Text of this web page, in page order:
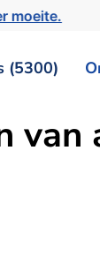
moeite.
(5300)